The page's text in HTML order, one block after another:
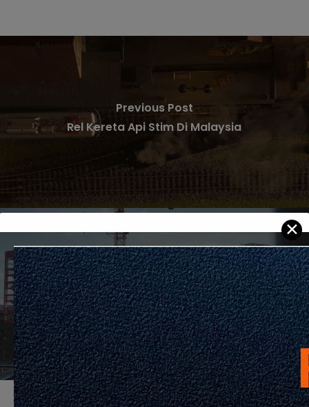
Previous Post
Rel Kereta Api Stim Di Malaysia
Next Post
Hextar Capital Raih Projek Asrama Pelajar
RM97 Juta di Kelantan
✕